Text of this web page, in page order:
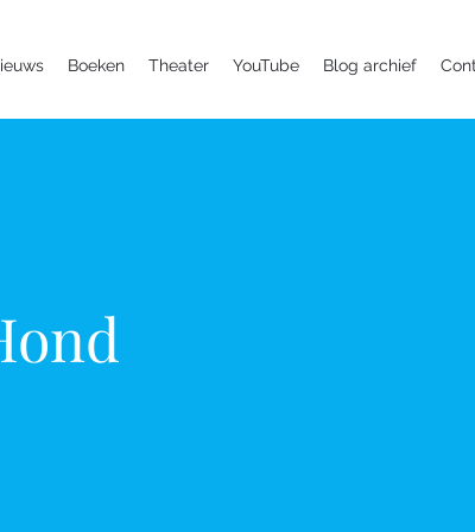
Boeken Theater YouTube Blog archief